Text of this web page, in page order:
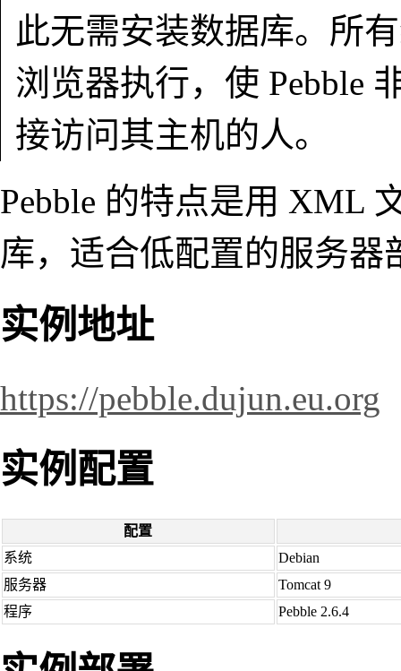
此无需安装数据库。所
浏览器执行，使 Pebble
接访问其主机的人。
Pebble 的特点是用 XML
库，适合低配置的服务器
实例地址
https://pebble.dujun.eu.org
实例配置
配置
系统
Debian
服务器
Tomcat 9
程序
Pebble 2.6.4